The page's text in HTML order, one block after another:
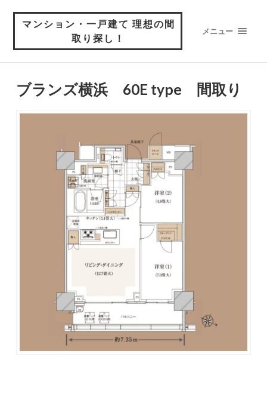
マンション・一戸建て 理想の間
取り探し！
メニュー
ブランズ横浜 60E type 間取り